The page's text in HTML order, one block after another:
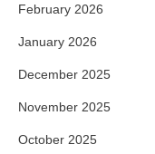
February 2026
January 2026
December 2025
November 2025
October 2025